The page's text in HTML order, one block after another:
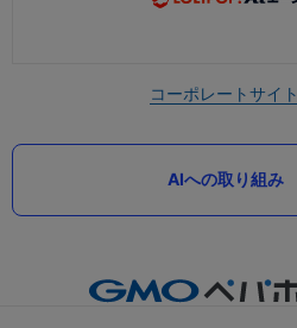
コーポレートサイト
AIへの取り組み